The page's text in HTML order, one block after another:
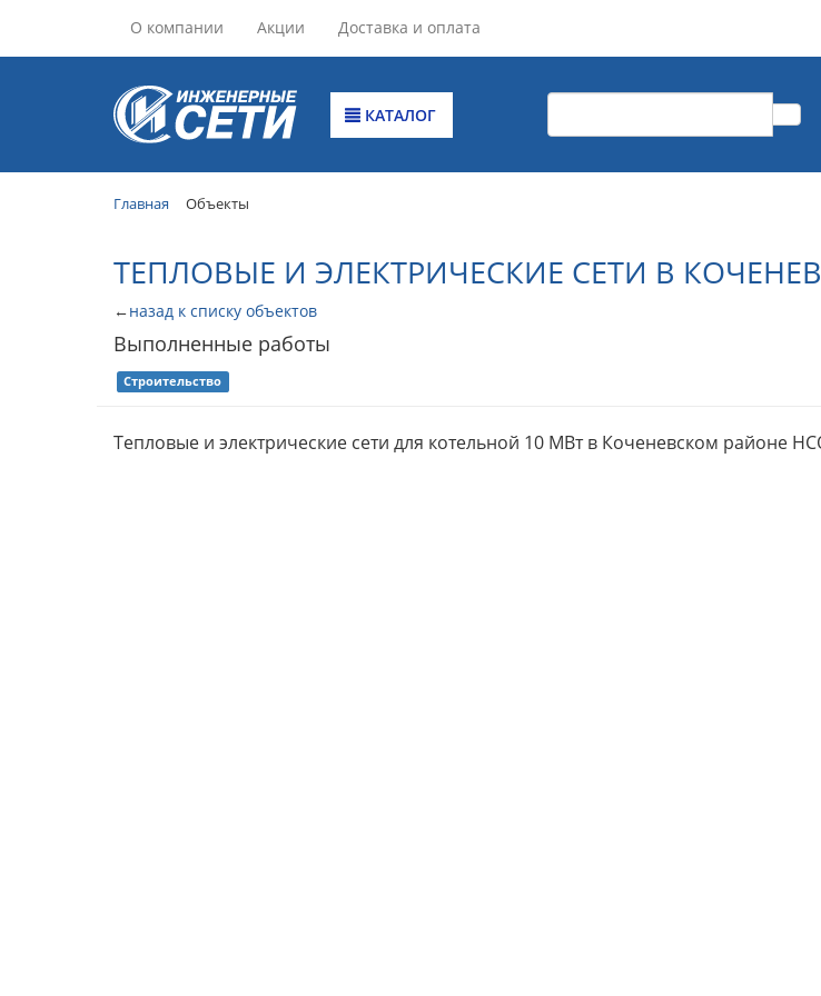
О компании Акции Доставка и оплата
КАТАЛОГ
Главная Объекты
ТЕПЛОВЫЕ И ЭЛЕКТРИЧЕСКИЕ СЕТИ В
←назад к списку объектов
Выполненные работы
Строительство
Тепловые и электрические сети для котельной 10 МВт в Коченевском районе